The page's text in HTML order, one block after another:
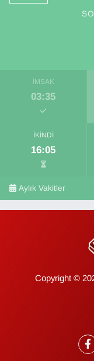
İMSAK
03:35
İKINDI
16:05
Aylık Vakitler
Copyright ©